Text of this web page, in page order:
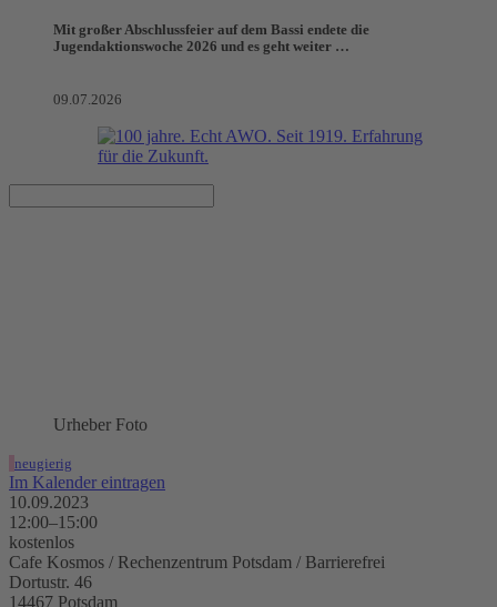
Mit großer Abschlussfeier auf dem Bassi endete die
Jugendaktionswoche 2026 und es geht weiter …
09.07.2026
Urheber Foto
neugierig
Im Kalender eintragen
10.09.2023
12:00–15:00
kostenlos
Cafe Kosmos / Rechenzentrum Potsdam / Barrierefrei
Dortustr. 46
14467 Potsdam